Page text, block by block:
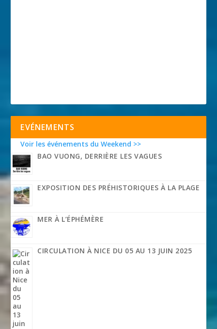
EVÉNEMENTS
Voir les événements du Weekend >>
BAO VUONG, DERRIÈRE LES VAGUES
EXPOSITION DES PRÉHISTORIQUES À LA PLAGE
MER À L’ÉPHÉMÈRE
CIRCULATION À NICE DU 05 AU 13 JUIN 2025